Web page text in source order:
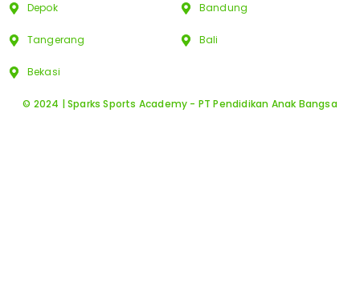
Depok
Tangerang
Bekasi
Bandung
Bali
© 2024 | Sparks Sports Academy - PT Pendidikan Anak Bangsa